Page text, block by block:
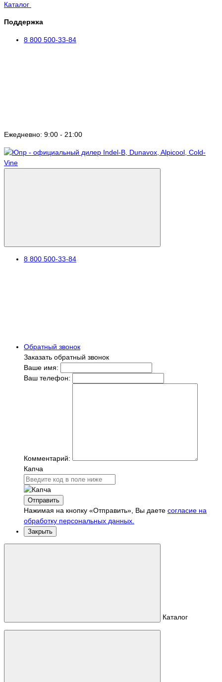
Каталог
Поддержка
8 800 500-33-84
Ежедневно: 9:00 - 21:00
8 800 500-33-84
Обратный звонок
Заказать обратный звонок
Ваше имя:
Ваш телефон:
Комментарий:
Капча
Отправить
Нажимая на кнопку «Отправить», Вы даете согласие на
обработку персональных данных.
Закрыть
Каталог